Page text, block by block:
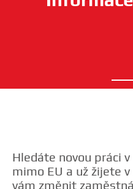
Hledáte novou práci
mimo EU a už žijete
vám změnit